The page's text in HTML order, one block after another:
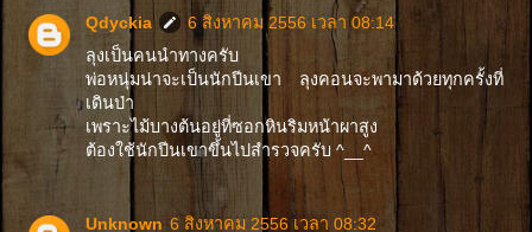
Qdyckia
6 สิงหาคม 2556 เวลา 08:14
ลุงเป็นคนนำทางครับ
พ่อหนุ่มน่าจะเป็นนักปีนเขา ลุงคอนจะพามาด้วยทุกครั้งที่
เดินป่า
เพราะไม้บางต้นอยู่ที่ซอกหินริมหน้าผาสูง
ต้องใช้นักปีนเขาขึ้นไปสำรวจครับ ^__^
Unknown 6 สิงหาคม 2556 เวลา 08:32